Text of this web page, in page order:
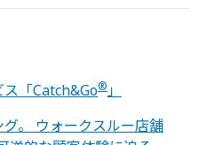
「Catch&Go®」
。 ウォークスルー店舗